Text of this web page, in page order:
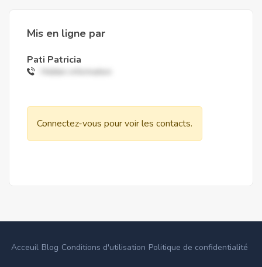
Mis en ligne par
Pati Patricia
Hidden information
Connectez-vous pour voir les contacts.
Acceuil Blog Conditions d'utilisation Politique de confidentialité